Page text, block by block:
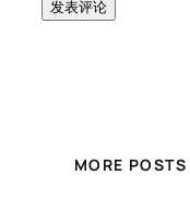
MORE POSTS